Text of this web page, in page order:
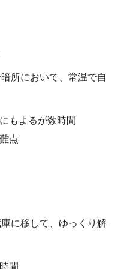
所において、常温で自
もよるが数時間
点
に移して、ゆっくり解
間